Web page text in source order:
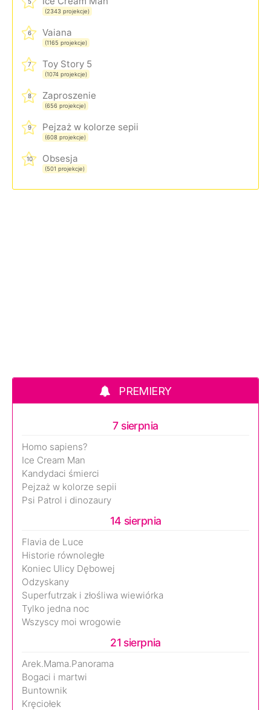
(2343 projekcje)
6 Vaiana
(1165 projekcje)
7 Toy Story 5
(1074 projekcje)
8 Zaproszenie
(656 projekcje)
9 Pejzaż w kolorze sepii
(608 projekcje)
10 Obsesja
(501 projekcje)
PREMIERY
7 sierpnia
Homo sapiens?
Ice Cream Man
Kandydaci śmierci
Pejzaż w kolorze sepii
Psi Patrol i dinozaury
14 sierpnia
Flavia de Luce
Historie równoległe
Koniec Ulicy Dębowej
Odzyskany
Superfutrzak i złośliwa wiewiórka
Tylko jedna noc
Wszyscy moi wrogowie
21 sierpnia
Arek.Mama.Panorama
Bogaci i martwi
Buntownik
Kręciołek